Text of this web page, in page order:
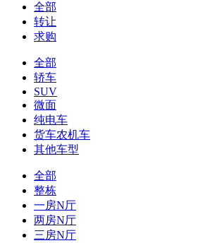
全部
转让
求购
全部
轿车
SUV
微面
纯电车
货车农机车
其他车型
全部
整栋
一房N厅
两房N厅
三房N厅